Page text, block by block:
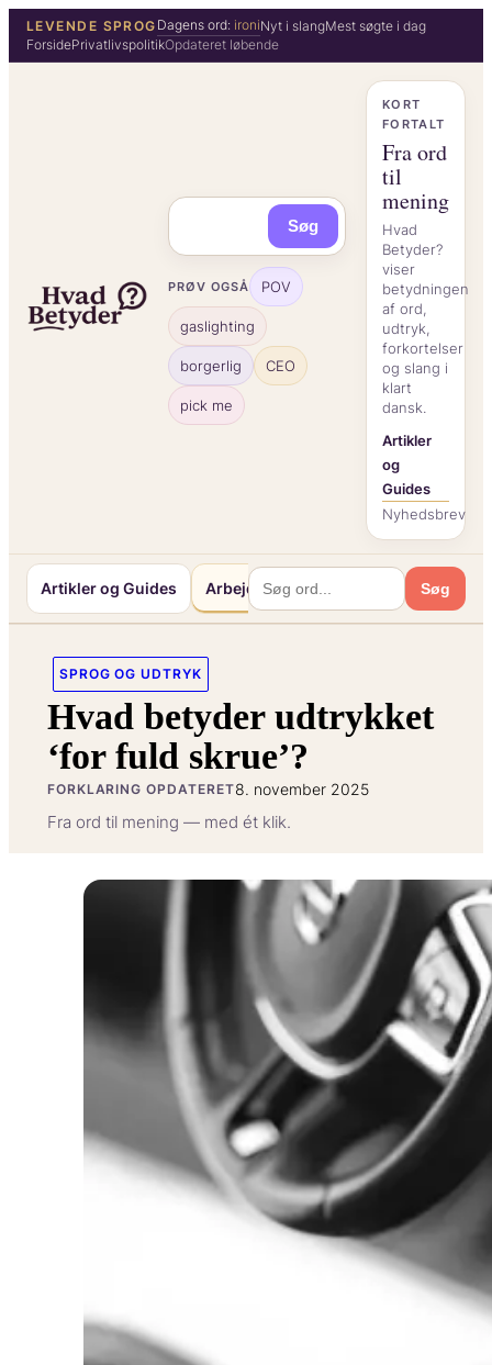
Spring
LEVENDE SPROG Dagens ord: ironiNyt i slangMest søgte i dag
ForsidePrivatlivspolitikOpdateret løbende
Søg
PRØV OGSÅ POV
gaslighting
borgerlig CEO
pick me
KORT
FORTALT
Fra ord
til
mening
Hvad
Betyder?
viser
betydningen
af ord,
udtryk,
forkortelser
og slang i
klart
dansk.
Artikler
og
Guides
Nyhedsbrev
Artikler og Guides Arbejde og Karriereliv Søg
SPROG OG UDTRYK
Hvad betyder udtrykket
‘for fuld skrue’?
FORKLARING OPDATERET8. november 2025
Fra ord til mening — med ét klik.